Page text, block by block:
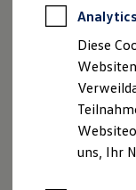
Kfz-
Diese
uns, Ihr